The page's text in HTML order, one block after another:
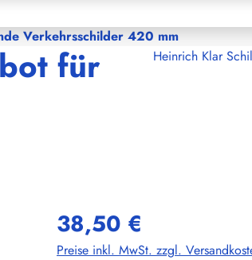
Verkehrsschilder 420 mm
für
Heinrich Klar
38,50 €
Preise inkl. MwSt. zzgl.